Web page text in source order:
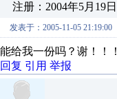
注册：2004年5月19日
发表于：2005-11-05 21:19:00
能给我一份吗？谢！！！
回复 引用 举报